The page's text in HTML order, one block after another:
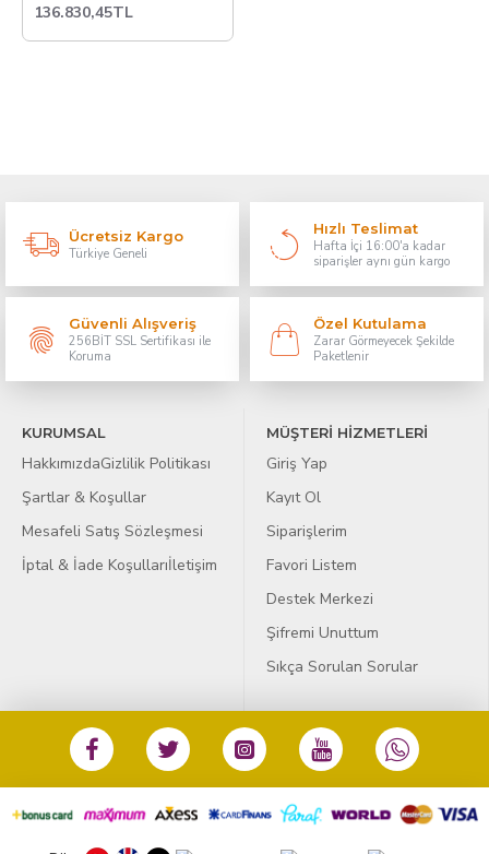
136.830,45TL
Ücretsiz Kargo
Türkiye Geneli
Hızlı Teslimat
Hafta İçi 16:00'a kadar
siparişler aynı gün kargo
Güvenli Alışveriş
256BİT SSL Sertifikası ile
Koruma
Özel Kutulama
Zarar Görmeyecek Şekilde
Paketlenir
KURUMSAL
HakkımızdaGizlilik Politikası
Şartlar & Koşullar
Mesafeli Satış Sözleşmesi
İptal & İade Koşullarıİletişim
MÜŞTERİ HİZMETLERİ
Giriş Yap
Kayıt Ol
Siparişlerim
Favori Listem
Destek Merkezi
Şifremi Unuttum
Sıkça Sorulan Sorular